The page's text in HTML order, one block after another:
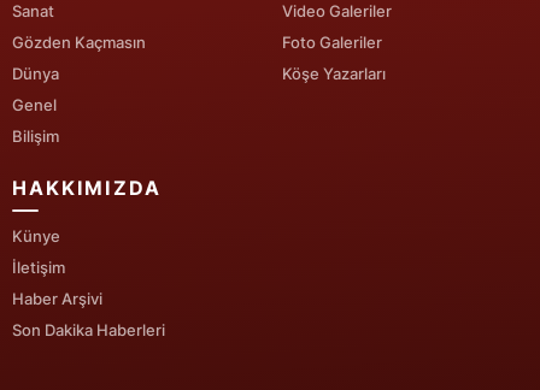
Osmaniye
Sanat
Gözden Kaçmasın
Dünya
Genel
Bilişim
Video Galeriler
Foto Galeriler
Köşe Yazarları
HAKKIMIZDA
Künye
İletişim
Haber Arşivi
Son Dakika Haberleri